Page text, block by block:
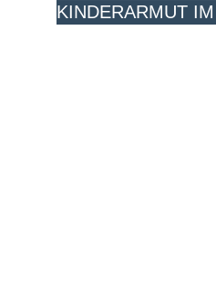
KINDERARMUT